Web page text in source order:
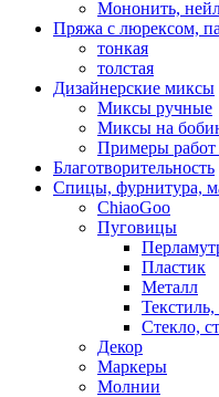
Мононить,
Пряжа с люрексом,
тонкая
толстая
Дизайнерские миксы
Миксы ручные
Миксы на
Примеры работ
Благотворительность
Спицы, фурнитура,
ChiaoGoo
Пуговицы
Пластик
Металл
Текстиль,
Стекло,
Декор
Маркеры
Молнии